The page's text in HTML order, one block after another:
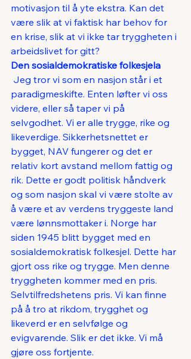
motivasjon til å yte ekstra. Kan det
være slik at vi faktisk har behov for
en krise, slik at vi ikke tar tryggheten i
arbeidslivet for gitt?
Den sosialdemokratiske folkesjela
paradigmeskifte. Enten løfter vi oss
videre, eller så taper vi på
selvgodhet. Vi er alle trygge, rike og
likeverdige. Sikkerhetsnettet er
bygget, NAV fungerer og det er
relativ kort avstand mellom fattig og
rik. Dette er godt politisk håndverk
og som nasjon skal vi være stolte av
å være et av verdens tryggeste land
være lønnsmottaker i. Norge har
siden 1945 blitt bygget med en
sosialdemokratisk folkesjel. Dette har
gjort oss rike og trygge. Men denne
tryggheten kommer med en pris.
Selvtilfredshetens pris. Vi kan finne
på å tro at rikdom, trygghet og
likeverd er en selvfølge og
evigvarende. Slik er det ikke. Vi må
gjøre oss fortjente.